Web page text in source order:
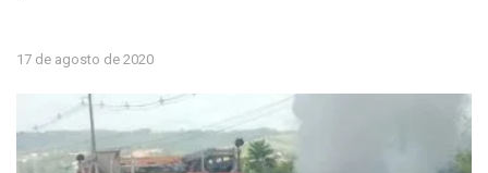
17 de agosto de 2020